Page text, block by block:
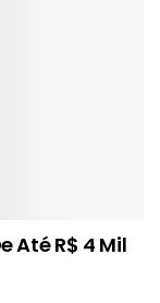
Até R$ 4 Mil